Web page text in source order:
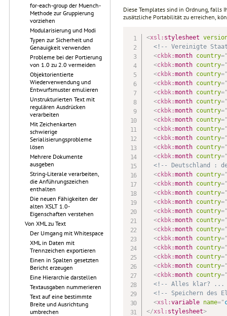
for-each-group der Muench-
Methode zur Gruppierung
vorziehen
Modularisierung und Modi
Typen zur Sicherheit und
Genauigkeit verwenden
Probleme bei der Portierung
von 1.0 zu 2.0 vermeiden
Objektorientierte
Wiederverwendung und
Entwurfsmuster emulieren
Unstrukturierten Text mit
regulären Ausdrücken
verarbeiten
Mit Zeichenkarten
schwierige
Serialisierungsprobleme
lösen
Mehrere Dokumente
ausgeben
String-Literale verarbeiten,
die Anführungszeichen
enthalten
Die neuen Fähigkeiten der
alten XSLT 1.0-
Eigenschaften verstehen
Von XML zu Text
Der Umgang mit Whitespace
XML in Daten mit
Trennzeichen exportieren
Einen in Spalten gesetzten
Bericht erzeugen
Eine Hierarchie darstellen
Textausgaben nummerieren
Text auf eine bestimmte
Breite und Ausrichtung
umbrechen
Diese Templates sind in Ordnung, falls
zusätzliche Portabilität zu erreichen,
<xsl: stylesheet
<!-- Vereinigte
<ckbk:month country=
<ckbk:month country=
<ckbk:month country=
<ckbk:month country=
<ckbk:month country=
<ckbk:month country=
<ckbk:month country=
<ckbk:month country=
<ckbk:month country=
<ckbk:month country=
<ckbk:month country=
<ckbk:month country=
<!-- Deutschland :
<ckbk:month country=
<ckbk:month country=
<ckbk:month country=
<ckbk:month country=
<ckbk:month country=
<ckbk:month country=
<ckbk:month country=
<ckbk:month country=
<ckbk:month country=
<ckbk:month country=
<ckbk:month country=
<ckbk:month country=
<!-- Alles klar? ...
<!-- Speichern des
<xsl:variable name="
</xsl: stylesheet>